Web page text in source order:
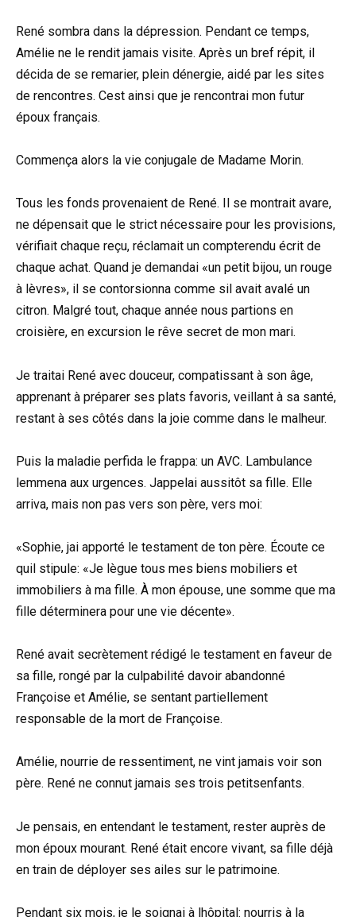
René sombra dans la dépression. Pendant ce temps,
Amélie ne le rendit jamais visite. Après un bref répit, il
décida de se remarier, plein dénergie, aidé par les sites
de rencontres. Cest ainsi que je rencontrai mon futur
époux français.
Commença alors la vie conjugale de Madame Morin.
Tous les fonds provenaient de René. Il se montrait avare,
ne dépensait que le strict nécessaire pour les provisions,
vérifiait chaque reçu, réclamait un compterendu écrit de
chaque achat. Quand je demandai «un petit bijou, un rouge
à lèvres», il se contorsionna comme sil avait avalé un
citron. Malgré tout, chaque année nous partions en
croisière, en excursion le rêve secret de mon mari.
Je traitai René avec douceur, compatissant à son âge,
apprenant à préparer ses plats favoris, veillant à sa santé,
restant à ses côtés dans la joie comme dans le malheur.
Puis la maladie perfida le frappa: un AVC. Lambulance
lemmena aux urgences. Jappelai aussitôt sa fille. Elle
arriva, mais non pas vers son père, vers moi:
«Sophie, jai apporté le testament de ton père. Écoute ce
quil stipule: «Je lègue tous mes biens mobiliers et
immobiliers à ma fille. À mon épouse, une somme que ma
fille déterminera pour une vie décente».
René avait secrètement rédigé le testament en faveur de
sa fille, rongé par la culpabilité davoir abandonné
Françoise et Amélie, se sentant partiellement
responsable de la mort de Françoise.
Amélie, nourrie de ressentiment, ne vint jamais voir son
père. René ne connut jamais ses trois petitsenfants.
Je pensais, en entendant le testament, rester auprès de
mon époux mourant. René était encore vivant, sa fille déjà
en train de déployer ses ailes sur le patrimoine.
Pendant six mois, je le soignai à lhôpital: nourris à la